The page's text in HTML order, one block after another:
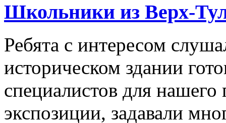
Школьники из Верх-
Ребята с интересом
историческом здании
специалистов для нашего
экспозиции, задавали